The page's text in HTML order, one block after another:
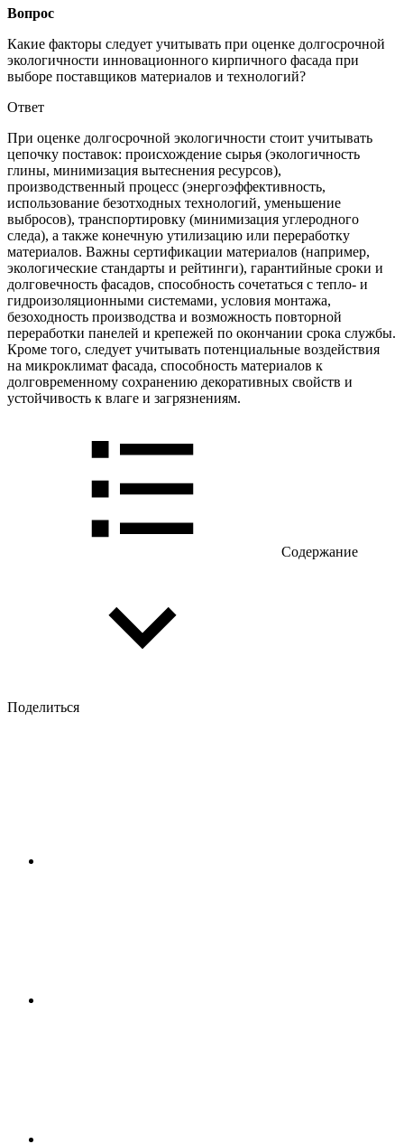
Вопрос
Какие факторы следует учитывать при оценке долгосрочной
экологичности инновационного кирпичного фасада при
выборе поставщиков материалов и технологий?
Ответ
При оценке долгосрочной экологичности стоит учитывать
цепочку поставок: происхождение сырья (экологичность
глины, минимизация вытеснения ресурсов),
производственный процесс (энергоэффективность,
использование безотходных технологий, уменьшение
выбросов), транспортировку (минимизация углеродного
следа), а также конечную утилизацию или переработку
материалов. Важны сертификации материалов (например,
экологические стандарты и рейтинги), гарантийные сроки и
долговечность фасадов, способность сочетаться с тепло- и
гидроизоляционными системами, условия монтажа,
безоходность производства и возможность повторной
переработки панелей и крепежей по окончании срока службы.
Кроме того, следует учитывать потенциальные воздействия
на микроклимат фасада, способность материалов к
долговременному сохранению декоративных свойств и
устойчивость к влаге и загрязнениям.
Содержание
Поделиться